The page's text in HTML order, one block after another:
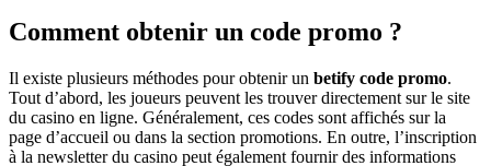
Comment obtenir un code promo ?
Il existe plusieurs méthodes pour obtenir un betify code promo.
Tout d’abord, les joueurs peuvent les trouver directement sur le site
du casino en ligne. Généralement, ces codes sont affichés sur la
page d’accueil ou dans la section promotions. En outre, l’inscription
à la newsletter du casino peut également fournir des informations